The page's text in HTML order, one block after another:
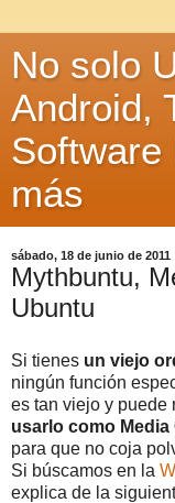
No solo
Android,
Software
más
sábado, 18 de junio de 2011
Mythbuntu,
Ubuntu
Si tienes un viejo
ningún función
es tan viejo y puede
usarlo como Media
para que no coja
Si búscamos en la
explica de la